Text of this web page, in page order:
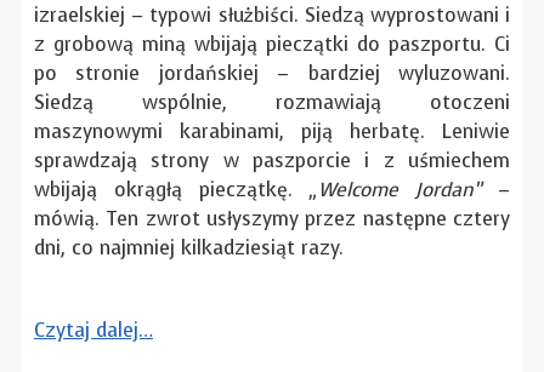
izraelskiej – typowi służbiści. Siedzą wyprostowani i
z grobową miną wbijają pieczątki do paszportu. Ci
po stronie jordańskiej – bardziej wyluzowani.
Siedzą wspólnie, rozmawiają otoczeni
maszynowymi karabinami, piją herbatę. Leniwie
sprawdzają strony w paszporcie i z uśmiechem
wbijają okrągłą pieczątkę. „Welcome Jordan”–
mówią. Ten zwrot usłyszymy przez następne cztery
dni, co najmniej kilkadziesiąt razy.
Czytaj dalej…